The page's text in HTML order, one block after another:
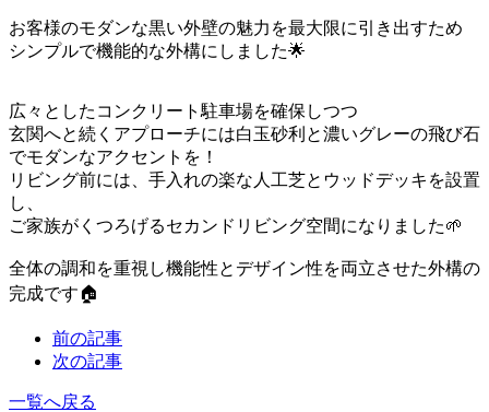
お客様のモダンな黒い外壁の魅力を最大限に引き出すため
シンプルで機能的な外構にしました🌟
広々としたコンクリート駐車場を確保しつつ
玄関へと続くアプローチには白玉砂利と濃いグレーの飛び石
でモダンなアクセントを！
リビング前には、手入れの楽な人工芝とウッドデッキを設置
し、
ご家族がくつろげるセカンドリビング空間になりました🌱
全体の調和を重視し機能性とデザイン性を両立させた外構の
完成です🏠
前の記事
次の記事
一覧へ戻る